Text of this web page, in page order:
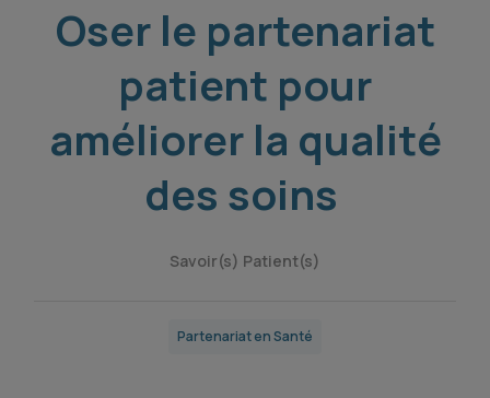
Oser le partenariat
patient pour
améliorer la qualité
des soins
Savoir(s) Patient(s)
Partenariat en Santé